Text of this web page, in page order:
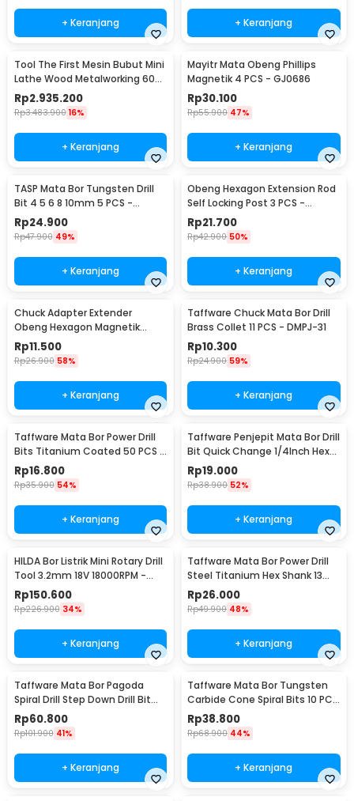
+ Keranjang + Keranjang
Tool The First Mesin Bubut Mini
Lathe Wood Metalworking 60W
- TZ20002MG
Rp2.935.200
Rp3.483.900 16%
+ Keranjang
Mayitr Mata Obeng Phillips
Magnetik 4 PCS - GJ0686
Rp30.100
Rp55.900 47%
+ Keranjang
TASP Mata Bor Tungsten Drill
Bit 4 5 6 8 10mm 5 PCS -
MGDK002
Rp24.900
Rp47.900 49%
+ Keranjang
Obeng Hexagon Extension Rod
Self Locking Post 3 PCS -
HT43401-3P
Rp21.700
Rp42.900 50%
+ Keranjang
Chuck Adapter Extender
Obeng Hexagon Magnetik
Shank 1/4 Inch
Rp11.500
Rp26.900 58%
+ Keranjang
Taffware Chuck Mata Bor Drill
Brass Collet 11 PCS - DMPJ-31
Rp10.300
Rp24.900 59%
+ Keranjang
Taffware Mata Bor Power Drill
Bits Titanium Coated 50 PCS -
DW1361
Rp16.800
Rp35.900 54%
+ Keranjang
Taffware Penjepit Mata Bor Drill
Bit Quick Change 1/4Inch Hex
Shank - 2054A
Rp19.000
Rp38.900 52%
+ Keranjang
HILDA Bor Listrik Mini Rotary Drill
Tool 3.2mm 18V 18000RPM -
JD5202
Rp150.600
Rp226.900 34%
+ Keranjang
Taffware Mata Bor Power Drill
Steel Titanium Hex Shank 13
PCS - SV-VDB13
Rp26.000
Rp49.900 48%
+ Keranjang
Taffware Mata Bor Pagoda
Spiral Drill Step Down Drill Bit
Tipe 2 5 PCS - BIHH463A
Rp60.800
Rp101.900 41%
+ Keranjang
Taffware Mata Bor Tungsten
Carbide Cone Spiral Bits 10 PCS
- GJ0106
Rp38.800
Rp68.900 44%
+ Keranjang